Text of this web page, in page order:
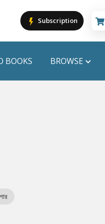
Subscription
Cart is empty
BOOKS BROWSE